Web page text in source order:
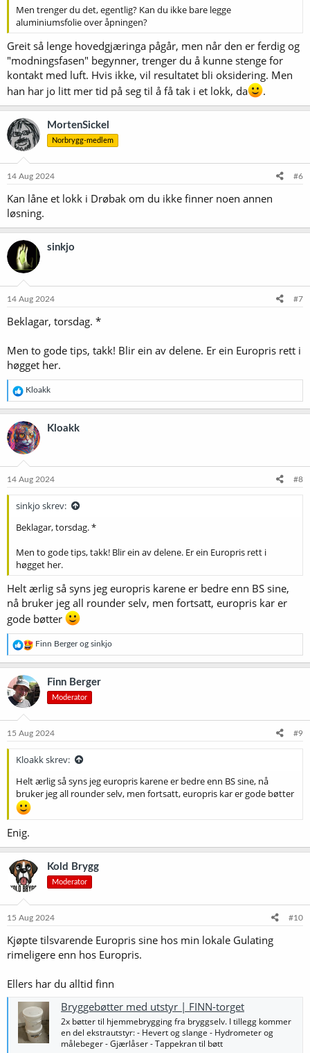
Men trenger du det, egentlig? Kan du ikke bare legge
aluminiumsfolie over åpningen?
Greit så lenge hovedgjæringa pågår, men når den er ferdig og
"modningsfasen" begynner, trenger du å kunne stenge for
kontakt med luft. Hvis ikke, vil resultatet bli oksidering. Men
han har jo litt mer tid på seg til å få tak i et lokk, da
.
MortenSickel
Norbrygg-medlem
14 Aug 2024 #6
Kan låne et lokk i Drøbak om du ikke finner noen annen
løsning.
sinkjo
14 Aug 2024 #7
Beklagar, torsdag. *
Men to gode tips, takk! Blir ein av delene. Er ein Europris rett i
høgget her.
R
e
a
k
s
j
o
e
Kloakk
Kloakk
14 Aug 2024 #8
sinkjo skrev:
Beklagar, torsdag. *
Men to gode tips, takk! Blir ein av delene. Er ein Europris rett i
høgget her.
Helt ærlig så syns jeg europris karene er bedre enn BS sine,
nå bruker jeg all rounder selv, men fortsatt, europris kar er
gode bøtter
R
e
a
s
j
n
e
Finn Bergerog sinkjo
Finn Berger
Moderator
15 Aug 2024 #9
Kloakk skrev:
Helt ærlig så syns jeg europris karene er bedre enn BS sine, nå
bruker jeg all rounder selv, men fortsatt, europris kar er gode bøtter
Enig.
Kold Brygg
Moderator
15 Aug 2024 #10
Kjøpte tilsvarende Europris sine hos min lokale Gulating
rimeligere enn hos Europris.
Ellers har du alltid finn
Bryggebøtter med utstyr | FINN-torget
2x bøtter til hjemmebrygging fra bryggselv. I tillegg kommer
en del ekstrautstyr: - Hevert og slange - Hydrometer og
målebeger - Gjærlåser - Tappekran til bøtt